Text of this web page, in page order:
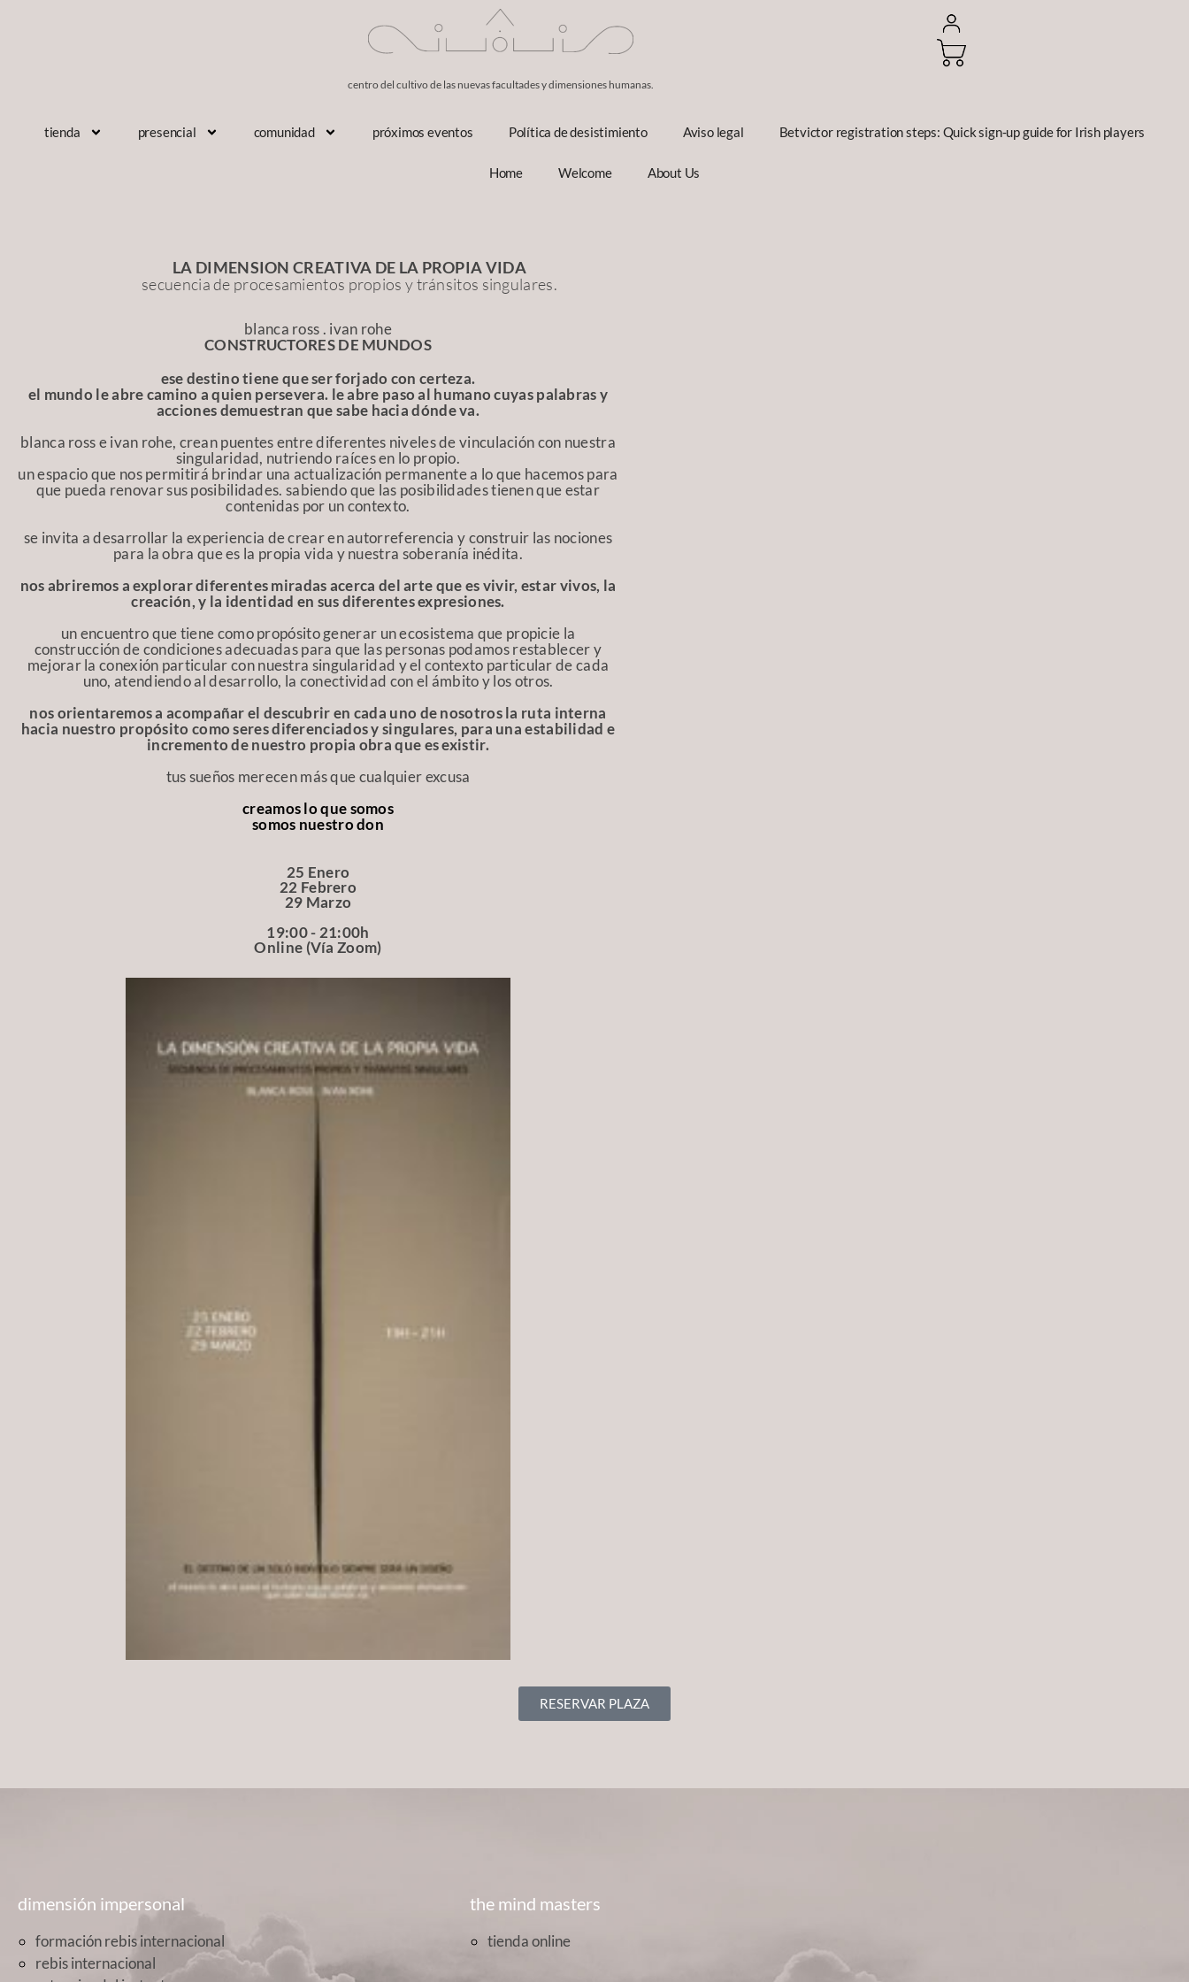
centro del cultivo de las nuevas facultades y dimensiones humanas.
tienda presencial comunidad próximos eventos Política de desistimiento Aviso legal Betvictor registration steps: Quick sign‑up guide for Irish players
Home Welcome About Us
LA DIMENSION CREATIVA DE LA PROPIA VIDA
secuencia de procesamientos propios y tránsitos singulares.
blanca ross . ivan rohe
CONSTRUCTORES DE MUNDOS
ese destino tiene que ser forjado con certeza.
el mundo le abre camino a quien persevera. le abre paso al humano cuyas palabras y
acciones demuestran que sabe hacia dónde va.
blanca ross e ivan rohe, crean puentes entre diferentes niveles de vinculación con nuestra
singularidad, nutriendo raíces en lo propio.
un espacio que nos permitirá brindar una actualización permanente a lo que hacemos para
que pueda renovar sus posibilidades. sabiendo que las posibilidades tienen que estar
contenidas por un contexto.
se invita a desarrollar la experiencia de crear en autorreferencia y construir las nociones
para la obra que es la propia vida y nuestra soberanía inédita.
nos abriremos a explorar diferentes miradas acerca del arte que es vivir, estar vivos, la
creación, y la identidad en sus diferentes expresiones.
un encuentro que tiene como propósito generar un ecosistema que propicie la
construcción de condiciones adecuadas para que las personas podamos restablecer y
mejorar la conexión particular con nuestra singularidad y el contexto particular de cada
uno, atendiendo al desarrollo, la conectividad con el ámbito y los otros.
nos orientaremos a acompañar el descubrir en cada uno de nosotros la ruta interna
hacia nuestro propósito como seres diferenciados y singulares, para una estabilidad e
incremento de nuestro propia obra que es existir.
tus sueños merecen más que cualquier excusa
creamos lo que somos
somos nuestro don
25 Enero
22 Febrero
29 Marzo
19:00 - 21:00h
Online (Vía Zoom)
RESERVAR PLAZA
dimensión impersonal
formación rebis internacional
rebis internacional
the mind masters
tienda online